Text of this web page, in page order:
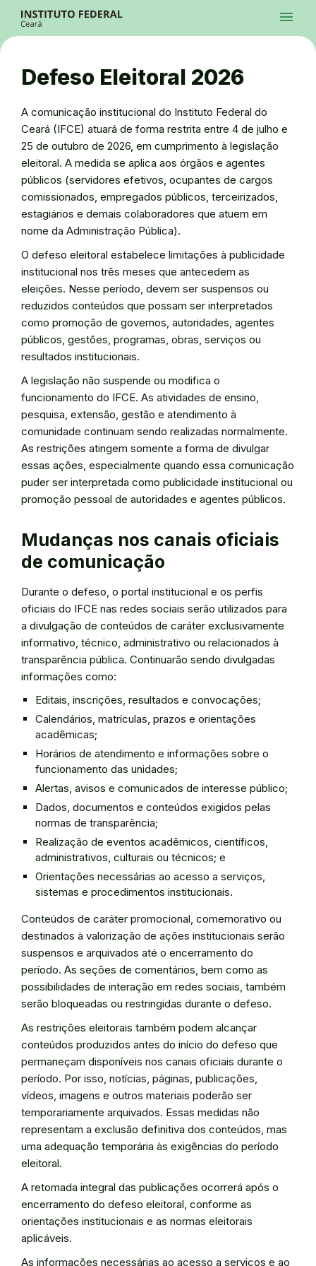
Ir para a busca
Ir para o menu principal
Ir para o conteúdo
Alto Contraste
Login da Área Administrativa
menu
InstagramTwitter/XFacebook
Defeso Eleitoral 2026
A comunicação institucional do Instituto Federal do
Ceará (IFCE) atuará de forma restrita entre 4 de julho e
25 de outubro de 2026, em cumprimento à legislação
eleitoral. A medida se aplica aos órgãos e agentes
públicos (servidores efetivos, ocupantes de cargos
comissionados, empregados públicos, terceirizados,
estagiários e demais colaboradores que atuem em
nome da Administração Pública).
O defeso eleitoral estabelece limitações à publicidade
institucional nos três meses que antecedem as
eleições. Nesse período, devem ser suspensos ou
reduzidos conteúdos que possam ser interpretados
como promoção de governos, autoridades, agentes
públicos, gestões, programas, obras, serviços ou
resultados institucionais.
A legislação não suspende ou modifica o
funcionamento do IFCE. As atividades de ensino,
pesquisa, extensão, gestão e atendimento à
comunidade continuam sendo realizadas normalmente.
As restrições atingem somente a forma de divulgar
essas ações, especialmente quando essa comunicação
puder ser interpretada como publicidade institucional ou
promoção pessoal de autoridades e agentes públicos.
Mudanças nos canais oficiais
de comunicação
Durante o defeso, o portal institucional e os perfis
oficiais do IFCE nas redes sociais serão utilizados para
a divulgação de conteúdos de caráter exclusivamente
informativo, técnico, administrativo ou relacionados à
transparência pública. Continuarão sendo divulgadas
informações como:
Editais, inscrições, resultados e convocações;
Calendários, matrículas, prazos e orientações
acadêmicas;
Horários de atendimento e informações sobre o
funcionamento das unidades;
Alertas, avisos e comunicados de interesse público;
Dados, documentos e conteúdos exigidos pelas
normas de transparência;
Realização de eventos acadêmicos, científicos,
administrativos, culturais ou técnicos; e
Orientações necessárias ao acesso a serviços,
sistemas e procedimentos institucionais.
Conteúdos de caráter promocional, comemorativo ou
destinados à valorização de ações institucionais serão
suspensos e arquivados até o encerramento do
período. As seções de comentários, bem como as
possibilidades de interação em redes sociais, também
serão bloqueadas ou restringidas durante o defeso.
As restrições eleitorais também podem alcançar
conteúdos produzidos antes do início do defeso que
permaneçam disponíveis nos canais oficiais durante o
período. Por isso, notícias, páginas, publicações,
vídeos, imagens e outros materiais poderão ser
temporariamente arquivados. Essas medidas não
representam a exclusão definitiva dos conteúdos, mas
uma adequação temporária às exigências do período
eleitoral.
A retomada integral das publicações ocorrerá após o
encerramento do defeso eleitoral, conforme as
orientações institucionais e as normas eleitorais
aplicáveis.
As informações necessárias ao acesso a serviços e ao